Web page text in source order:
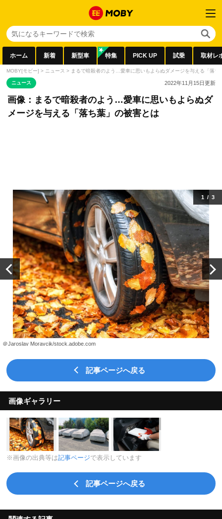
ホーム 新着 新型車 特集 PICK UP 試乗 取材レ
MOBY[モビー] > ニュース > まるで暗殺者のよう…愛車に思いもよらぬダメージを与える「落ち
ニュース 2022年11月15日更新
画像：まるで暗殺者のよう…愛車に思いもよらぬダ
メージを与える「落ち葉」の被害とは
＠Jaroslav Moravcik/stock.adobe.com
1/ 3
記事ページへ戻る
画像ギャラリー
※画像の出典等は記事ページで表示しています
記事ページへ戻る